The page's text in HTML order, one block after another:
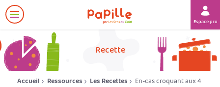
Afficher
le
Espace
Recette
Accueil Ressources Les Recettes
En-cas croquant aux 4